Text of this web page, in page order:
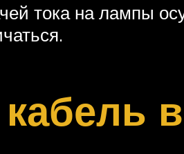
тока на лампы